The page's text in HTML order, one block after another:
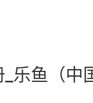
乐鱼（中